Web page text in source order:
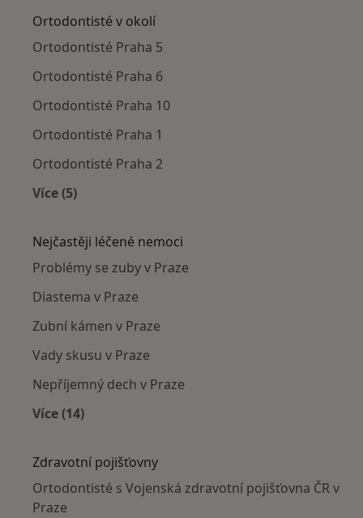
Ortodontisté v okolí
Ortodontisté Praha 5
Ortodontisté Praha 6
Ortodontisté Praha 10
Ortodontisté Praha 1
Ortodontisté Praha 2
Více (5)
Nejčastěji léčené nemoci
Problémy se zuby v Praze
Diastema v Praze
Zubní kámen v Praze
Vady skusu v Praze
Nepříjemný dech v Praze
Více (14)
Zdravotní pojišťovny
Ortodontisté s Vojenská zdravotní pojišťovna ČR v
Praze